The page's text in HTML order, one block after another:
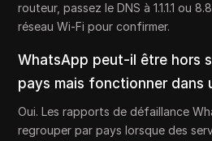
routeur, passez le DNS à 1.1.1.1 ou
réseau Wi-Fi pour confirmer.
WhatsApp peut-il être hors
pays mais fonctionner dans
Oui. Les rapports de défaillance
regrouper par pays lorsque des